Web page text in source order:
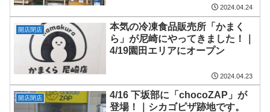
2024.04.24
開店閉店
本気の冷凍食品販売所「かまく
ら」が尼崎にやってきました！｜
4/19園田エリアにオープン
2024.04.23
開店閉店
4/16 下坂部に「chocoZAP」が
登場！｜シカゴピザ跡地です。